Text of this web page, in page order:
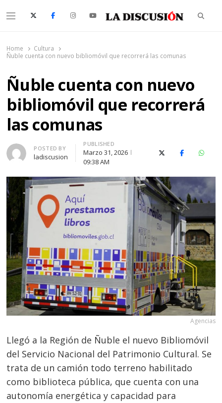
Menu
Home
Cultura
Ñuble cuenta con nuevo bibliomóvil que recorrerá las comunas
Ñuble cuenta con nuevo
bibliomóvil que recorrerá
las comunas
Author
POSTED BY
ladiscusion
PUBLISHED
Marzo 31, 2026
09:38 AM
X (Twitter)Facebook
Agencias
Llegó a la Región de Ñuble el nuevo Bibliomóvil
del Servicio Nacional del Patrimonio Cultural. Se
trata de un camión todo terreno habilitado
como biblioteca pública, que cuenta con una
autonomía energética y capacidad para